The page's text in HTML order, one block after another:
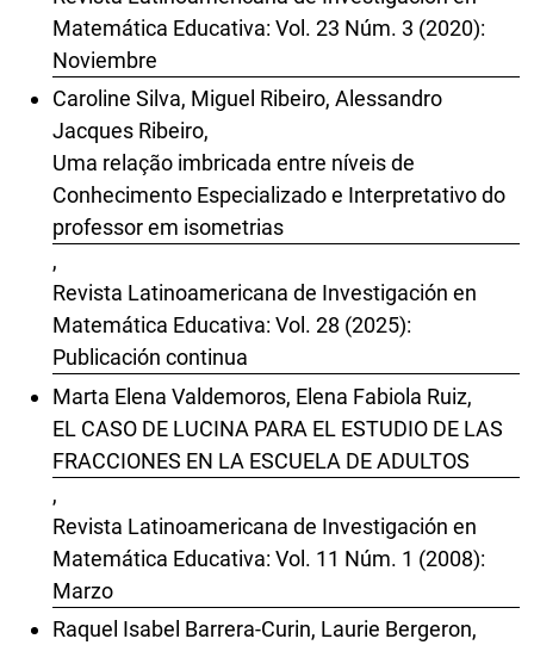
Matemática Educativa: Vol. 23 Núm. 3 (2020):
Noviembre
Caroline Silva, Miguel Ribeiro, Alessandro
Jacques Ribeiro,
Uma relação imbricada entre níveis de
Conhecimento Especializado e Interpretativo do
professor em isometrias
,
Revista Latinoamericana de Investigación en
Matemática Educativa: Vol. 28 (2025):
Publicación continua
Marta Elena Valdemoros, Elena Fabiola Ruiz,
EL CASO DE LUCINA PARA EL ESTUDIO DE LAS
FRACCIONES EN LA ESCUELA DE ADULTOS
,
Revista Latinoamericana de Investigación en
Matemática Educativa: Vol. 11 Núm. 1 (2008):
Marzo
Raquel Isabel Barrera-Curin, Laurie Bergeron,